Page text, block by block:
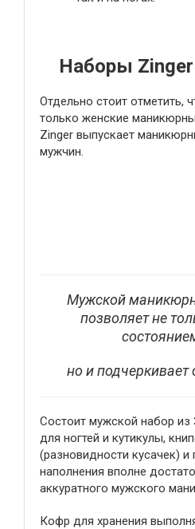
Наборы
Отдельно стоит отметить,
только женские
Zinger выпускает
мужчин.
Мужской
позволяет не
но и подчеркивает
Состоит мужской набор
для ногтей и кутикулы,
(разновидности кусачек) и
наполнения вполне
аккуратного мужского
Кофр для хранения